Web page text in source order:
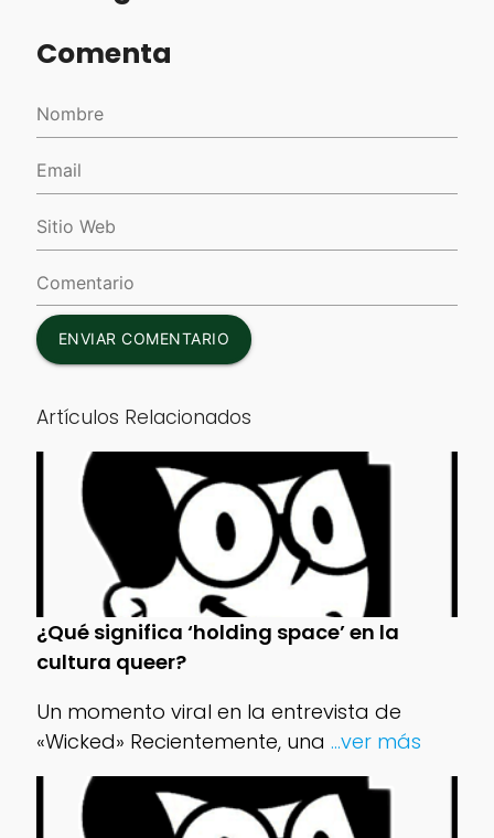
Comenta
ENVIAR COMENTARIO
Artículos Relacionados
¿Qué significa ‘holding space’ en la
cultura queer?
Un momento viral en la entrevista de
«Wicked» Recientemente, una ...ver más